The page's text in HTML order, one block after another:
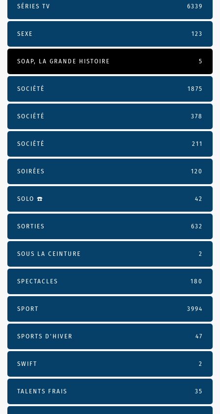
SÉRIES TV 6339
SEXE 123
SOAP, LA GRANDE HISTOIRE 5
SOCIÉTÉ 1875
SOCIÉTÉ 378
SOCIÉTÉ 211
SOIRÉES 120
SOLO ☎️ 42
SORTIES 632
SOUS LA CEINTURE 2
SPECTACLES 180
SPORT 3994
SPORTS D'HIVER 47
SWIFT 2
TALENTS FRAIS 35